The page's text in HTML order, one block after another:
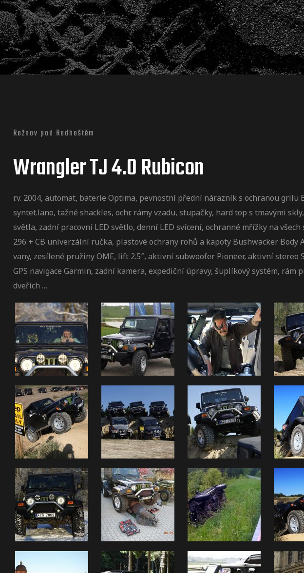
Rožnov pod Radhoštěm
Wrangler TJ 4.0 Rubicon
r.v. 2004, automat, baterie Optima, pevnostní přední nárazník s ochranou grilu
syntet.lano, tažné shackles, ochr. rámy vzadu, stupačky, hard top s tmavými
světla, zadní pracovní LED světlo, denní LED svícení, ochranné mřížky na
296 + CB univerzální ručka, plastové ochrany rohů a kapoty Bushwacker Body
vany, zesílené pružiny OME, lift 2.5″, aktivní subwoofer Pioneer, aktivní stereo
GPS navigace Garmin, zadní kamera, expediční úpravy, šuplíkový systém, rám
dveřích …